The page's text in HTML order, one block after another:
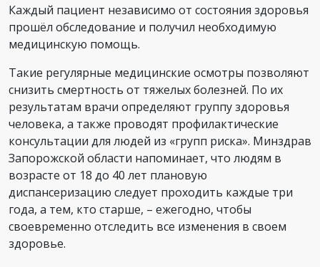
Каждый пациент независимо от состояния здоровья
прошёл обследование и получил необходимую
медицинскую помощь.
Такие регулярные медицинские осмотры позволяют
снизить смертность от тяжелых болезней. По их
результатам врачи определяют группу здоровья
человека, а также проводят профилактические
консультации для людей из «групп риска». Минздрав
Запорожской области напоминает, что людям в
возрасте от 18 до 40 лет плановую
диспансеризацию следует проходить каждые три
года, а тем, кто старше, – ежегодно, чтобы
своевременно отследить все изменения в своем
здоровье.